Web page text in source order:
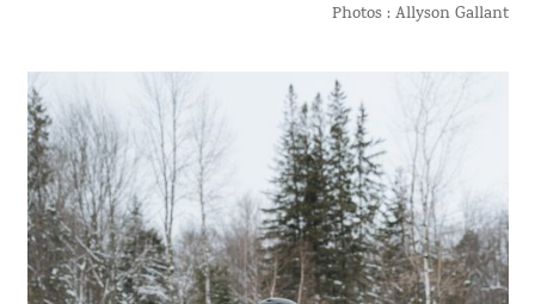
Photos : Allyson Gallant